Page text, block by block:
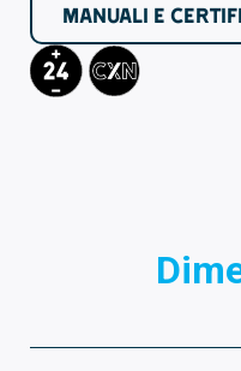
MANUALI E